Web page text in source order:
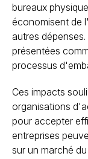
bureaux
économisent de
autres
présentées
processus
Ces impacts
organisations
pour accepter
entreprises
sur un marché